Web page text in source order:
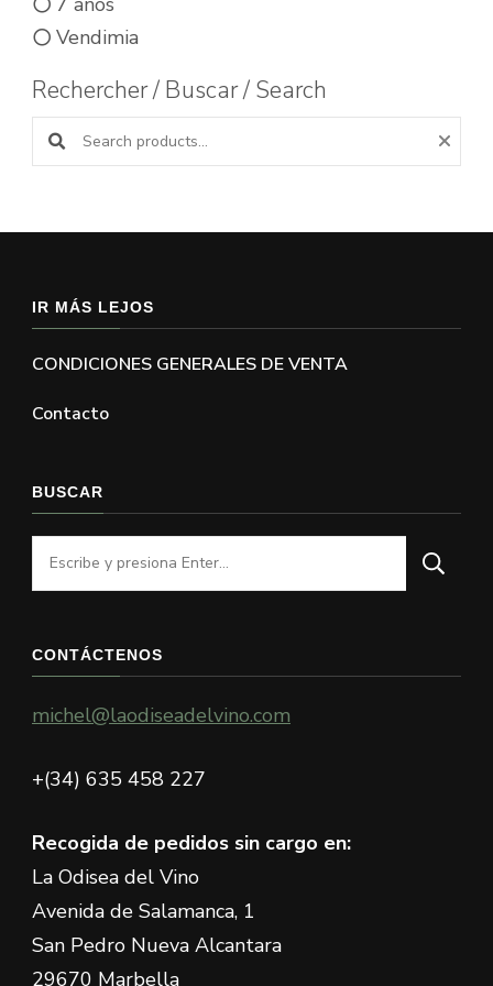
Vendimia
Rechercher / Buscar / Search
Buscar productos:
IR MÁS LEJOS
CONDICIONES GENERALES DE VENTA
Contacto
BUSCAR
¿Buscas
algo?
CONTÁCTENOS
michel@laodiseadelvino.com
+(34) 635 458 227
Recogida de pedidos sin cargo en:
La Odisea del Vino
Avenida de Salamanca, 1
San Pedro Nueva Alcantara
29670 Marbella